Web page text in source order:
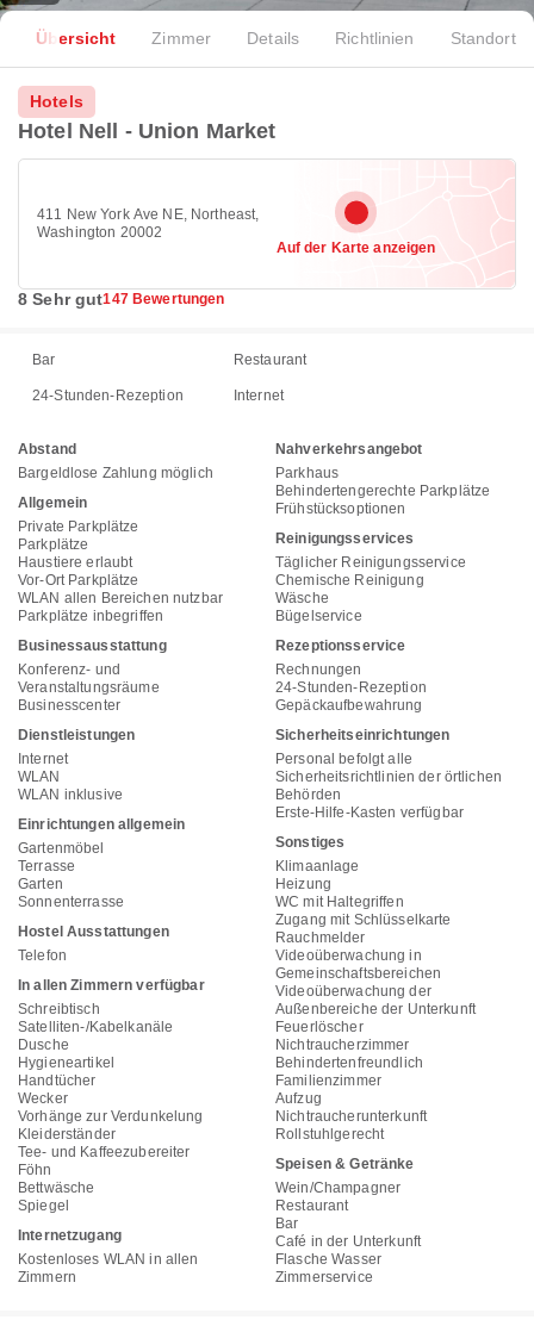
Übersicht Zimmer Details Richtlinien Standort
Hotels
Hotel Nell - Union Market
411 New York Ave NE, Northeast,
Washington 20002
Auf der Karte anzeigen
8 Sehr gut147 Bewertungen
Bar Restaurant
24-Stunden-Rezeption Internet
Abstand
Bargeldlose Zahlung möglich
Allgemein
Private Parkplätze
Parkplätze
Haustiere erlaubt
Vor-Ort Parkplätze
WLAN allen Bereichen nutzbar
Parkplätze inbegriffen
Businessausstattung
Konferenz- und
Veranstaltungsräume
Businesscenter
Dienstleistungen
Internet
WLAN
WLAN inklusive
Einrichtungen allgemein
Gartenmöbel
Terrasse
Garten
Sonnenterrasse
Hostel Ausstattungen
Telefon
In allen Zimmern verfügbar
Schreibtisch
Satelliten-/Kabelkanäle
Dusche
Hygieneartikel
Handtücher
Wecker
Vorhänge zur Verdunkelung
Kleiderständer
Tee- und Kaffeezubereiter
Föhn
Bettwäsche
Spiegel
Internetzugang
Kostenloses WLAN in allen
Zimmern
Nahverkehrsangebot
Parkhaus
Behindertengerechte Parkplätze
Frühstücksoptionen
Reinigungsservices
Täglicher Reinigungsservice
Chemische Reinigung
Wäsche
Bügelservice
Rezeptionsservice
Rechnungen
24-Stunden-Rezeption
Gepäckaufbewahrung
Sicherheitseinrichtungen
Personal befolgt alle
Sicherheitsrichtlinien der örtlichen
Behörden
Erste-Hilfe-Kasten verfügbar
Sonstiges
Klimaanlage
Heizung
WC mit Haltegriffen
Zugang mit Schlüsselkarte
Rauchmelder
Videoüberwachung in
Gemeinschaftsbereichen
Videoüberwachung der
Außenbereiche der Unterkunft
Feuerlöscher
Nichtraucherzimmer
Behindertenfreundlich
Familienzimmer
Aufzug
Nichtraucherunterkunft
Rollstuhlgerecht
Speisen & Getränke
Wein/Champagner
Restaurant
Bar
Café in der Unterkunft
Flasche Wasser
Zimmerservice